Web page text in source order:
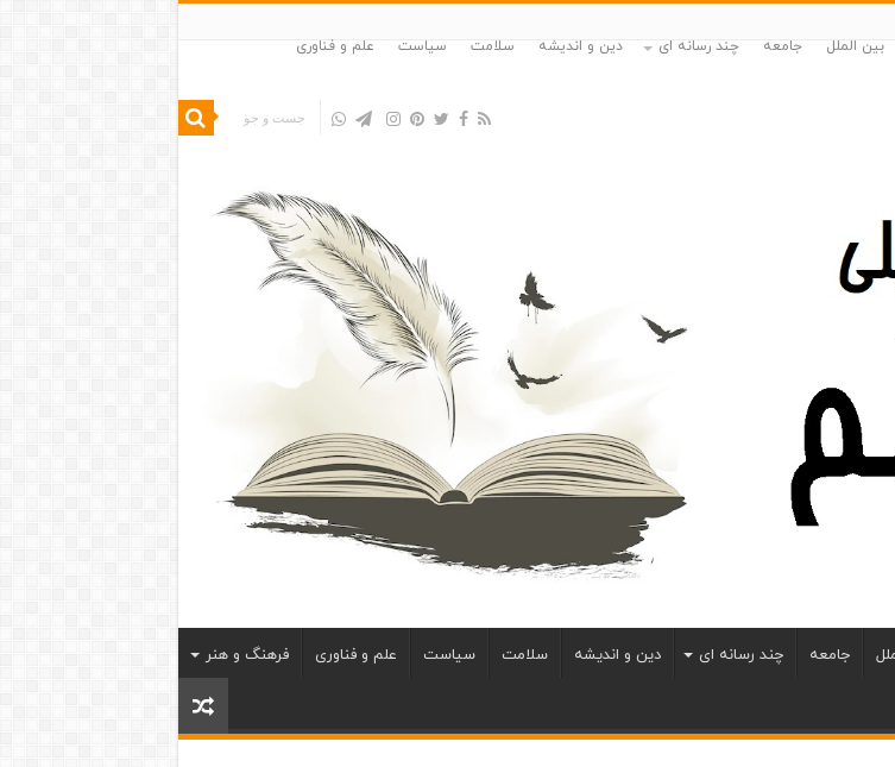
بین الملل جامعه چند رسانه ای دین و اندیشه سلامت سیاست
علم و فناوری
جامعه چند رسانه ای دین و اندیشه سلامت سیاست علم و فناوری فرهنگ و هنر